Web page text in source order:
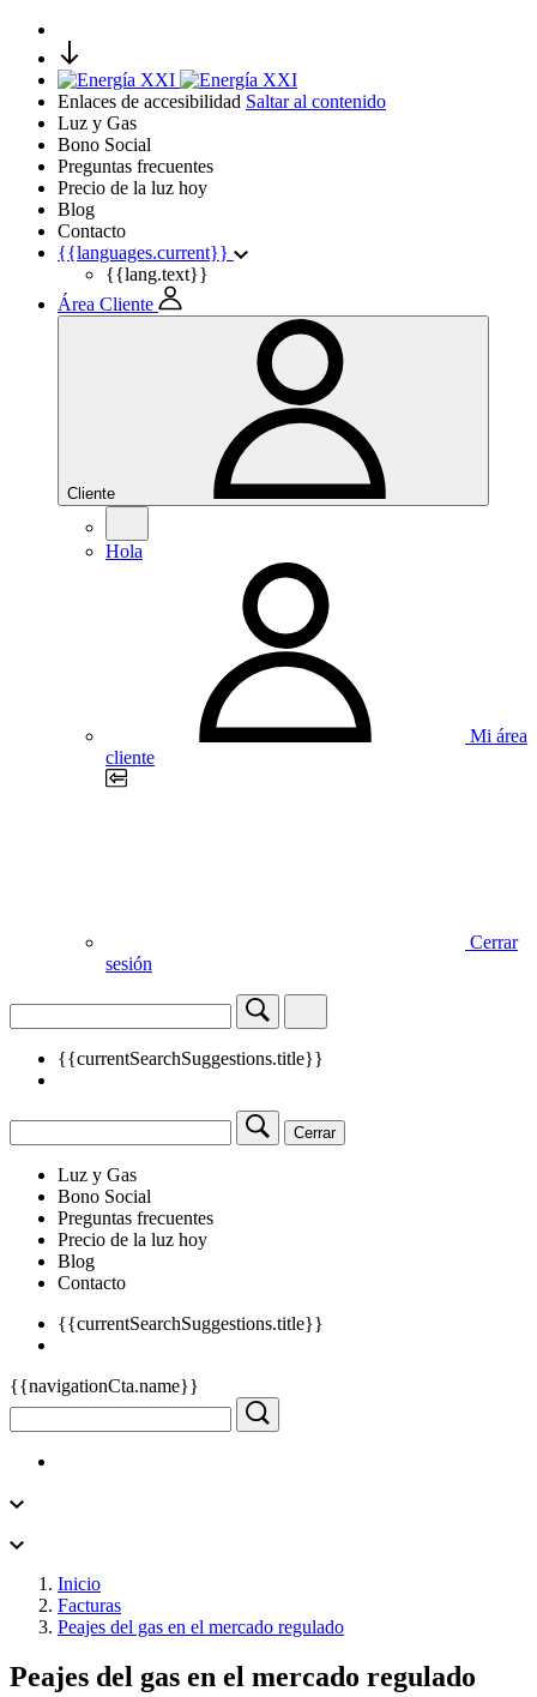
Enlaces de accesibilidad Saltar al contenido
Luz y Gas
Bono Social
Preguntas frecuentes
Precio de la luz hoy
Blog
Contacto
{{languages.current}}
{{lang.text}}
Área Cliente
Cliente
Hola
Mi área
cliente
Cerrar
sesión
{{currentSearchSuggestions.title}}
Cerrar
Luz y Gas
Bono Social
Preguntas frecuentes
Precio de la luz hoy
Blog
Contacto
{{currentSearchSuggestions.title}}
{{navigationCta.name}}
Inicio
Facturas
Peajes del gas en el mercado regulado
Peajes del gas en el mercado regulado